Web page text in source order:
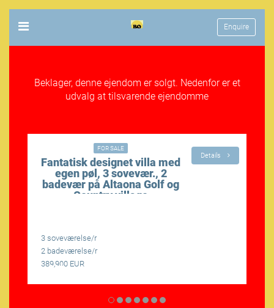
Enquire
Beklager, denne ejendom er solgt. Nedenfor er et
udvalg at tilsvarende ejendomme
FOR SALE
Fantatisk designet villa med
egen pøl, 3 sovevær., 2
badevær på Altaona Golf og
Country village
Details
3 soveværelse/r
2 badeværelse/r
389,900 EUR
LÆS MERE